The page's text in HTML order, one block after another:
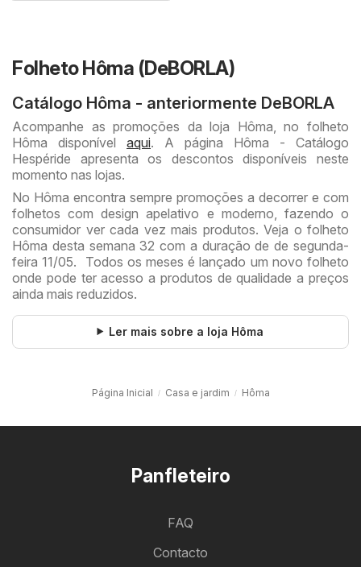
Folheto Hôma (DeBORLA)
Catálogo Hôma - anteriormente DeBORLA
Acompanhe as promoções da loja Hôma, no folheto
Hôma disponível aqui. A página Hôma - Catálogo
Hespéride apresenta os descontos disponíveis neste
momento nas lojas.
No Hôma encontra sempre promoções a decorrer e com
folhetos com design apelativo e moderno, fazendo o
consumidor ver cada vez mais produtos. Veja o folheto
Hôma desta semana 32 com a duração de de segunda-
feira 11/05. Todos os meses é lançado um novo folheto
onde pode ter acesso a produtos de qualidade a preços
ainda mais reduzidos.
Ler mais sobre a loja Hôma
Página Inicial Casa e jardim Hôma
Panfleteiro
FAQ
Contacto